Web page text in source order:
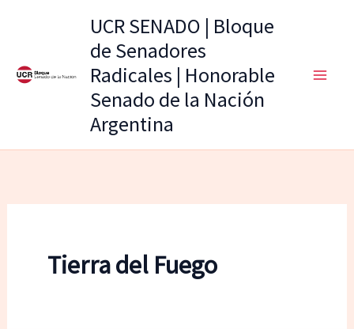
UCR SENADO | Bloque
de Senadores
Radicales | Honorable
Senado de la Nación
Argentina
Tierra del Fuego